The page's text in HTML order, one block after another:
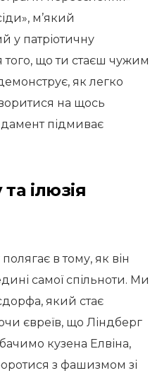
м’який
у патріотичну
того, що ти стаєш чужим
як легко
на щось
підмиває
ілюзія
в тому, як він
самої спільноти. Ми
який стає
євреїв, що Ліндберг
кузена Елвіна,
з фашизмом зі